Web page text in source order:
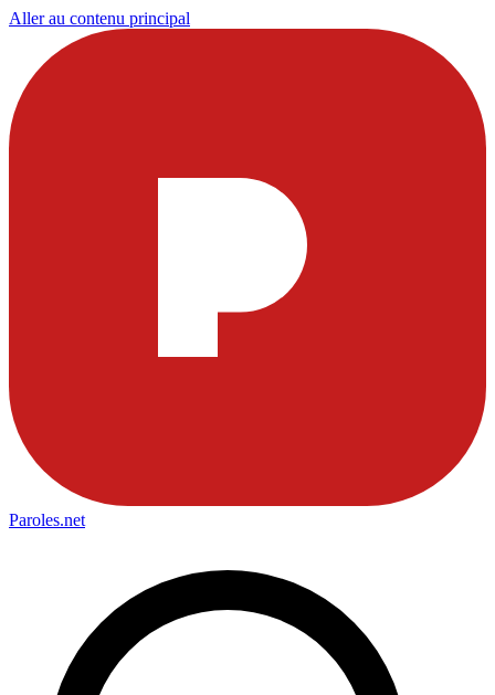
Aller au contenu principal
Paroles.net